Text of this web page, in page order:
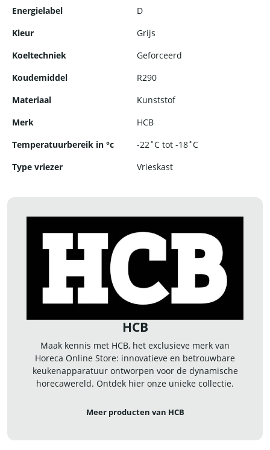
Energielabel
D
Kleur
Grijs
Koeltechniek
Geforceerd
Koudemiddel
R290
Materiaal
Kunststof
Merk
HCB
Temperatuurbereik in °c
-22˚C tot -18˚C
Type vriezer
Vrieskast
HCB
Maak kennis met HCB, het exclusieve merk van
Horeca Online Store: innovatieve en betrouwbare
keukenapparatuur ontworpen voor de dynamische
horecawereld. Ontdek hier onze unieke collectie.
Meer producten van HCB